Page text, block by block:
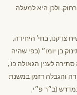
ולכן היא למעלה
צדקנו, בחי' היחידה,
בן יומו״ (כפי שהיה
לענין הגאולה כו',
והגבלה דזמן במשנת
(ב״ר פ״י,